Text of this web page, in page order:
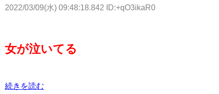
2022/03/09(水) 09:48:18.842 ID:+qO3ikaR0
女が泣いてる
続きを読む